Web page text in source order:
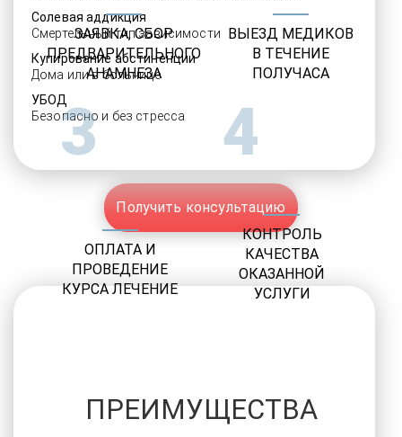
Солевая аддикция
Смертельный тип зависимости
Купирование абстиненции
Дома или в больнице
УБОД
Безопасно и без стресса
Получить консультацию
ЗАЯВКА, СБОР
ПРЕДВАРИТЕЛЬНОГО
АНАМНЕЗА
ВЫЕЗД МЕДИКОВ
В ТЕЧЕНИЕ
ПОЛУЧАСА
3
ОПЛАТА И
ПРОВЕДЕНИЕ
КУРСА ЛЕЧЕНИЕ
4
КОНТРОЛЬ
КАЧЕСТВА
ОКАЗАННОЙ
УСЛУГИ
ПРЕИМУЩЕСТВА